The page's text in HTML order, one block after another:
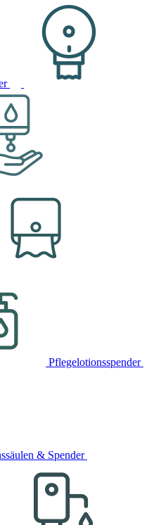
Pflegelotionsspender
& Spender